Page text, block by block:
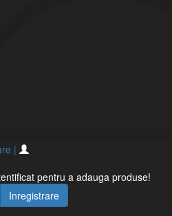
|
pentru a adauga produse!
Inregistrare